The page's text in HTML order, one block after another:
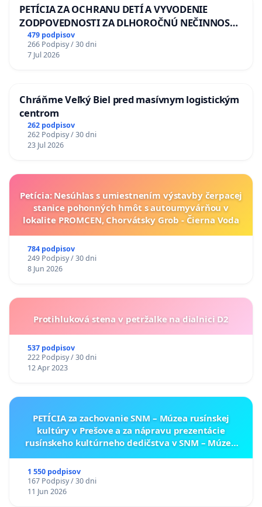
PETÍCIA ZA OCHRANU DETÍ A VYVODENIE
ZODPOVEDNOSTI ZA DLHOROČNÚ NEČINNOSŤ
A ZLYHANIE ŠTÁTU
479 podpisov
266 Podpisy / 30 dni
7 Jul 2026
Chráňme Veľký Biel pred masívnym logistickým
centrom
262 podpisov
262 Podpisy / 30 dni
23 Jul 2026
Petícia: Nesúhlas s umiestnením výstavby čerpacej
stanice pohonných hmôt s autoumyvárňou v
lokalite PROMCEN, Chorvátsky Grob - Čierna Voda
784 podpisov
249 Podpisy / 30 dni
8 Jun 2026
Protihluková stena v petržalke na dialnici D2
537 podpisov
222 Podpisy / 30 dni
12 Apr 2023
PETÍCIA za zachovanie SNM – Múzea rusínskej
kultúry v Prešove a za nápravu prezentácie
rusínskeho kultúrneho dedičstva v SNM – Múzeu
1 550 podpisov
167 Podpisy / 30 dni
11 Jun 2026